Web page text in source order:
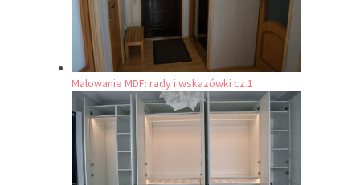
Malowanie MDF: rady i wskazówki cz.1